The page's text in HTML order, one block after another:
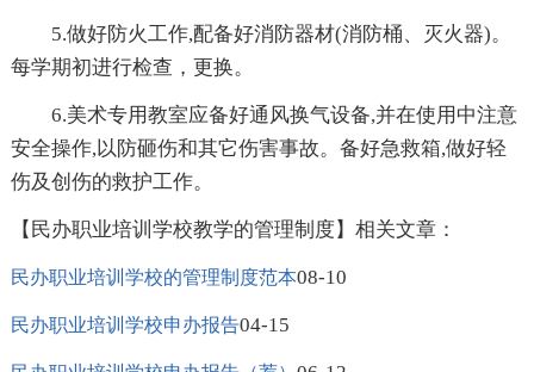
5.做好防火工作,配备好消防器材(消防桶、灭火器)。
每学期初进行检查，更换。
6.美术专用教室应备好通风换气设备,并在使用中注意
安全操作,以防砸伤和其它伤害事故。备好急救箱,做好轻
伤及创伤的救护工作。
【民办职业培训学校教学的管理制度】相关文章：
民办职业培训学校的管理制度范本08-10
民办职业培训学校申办报告04-15